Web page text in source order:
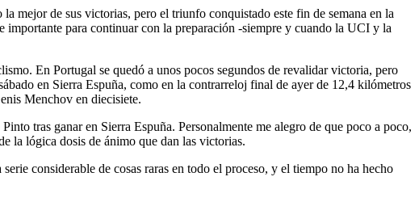
mejor de sus victorias, pero el triunfo conquistado este fin de semana en la
importante para continuar con la preparación -siempre y cuando la UCI y la
En Portugal se quedó a unos pocos segundos de revalidar victoria, pero
en Sierra Espuña, como en la contrarreloj final de ayer de 12,4 kilómetros
Menchov en diecisiete.
tras ganar en Sierra Espuña. Personalmente me alegro de que poco a poco,
la lógica dosis de ánimo que dan las victorias.
considerable de cosas raras en todo el proceso, y el tiempo no ha hecho